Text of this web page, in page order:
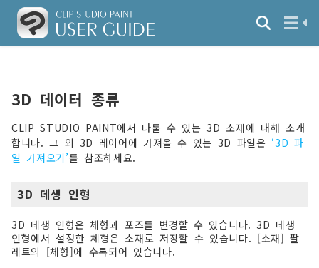
3D 데이터 종류
CLIP STUDIO PAINT에서 다룰 수 있는 3D 소재에 대해 소개
합니다. 그 외 3D 레이어에 가져올 수 있는 3D 파일은 ‘3D 파
일 가져오기’를 참조하세요.
3D 데생 인형
3D 데생 인형은 체형과 포즈를 변경할 수 있습니다. 3D 데생
인형에서 설정한 체형은 소재로 저장할 수 있습니다. [소재] 팔
레트의 [체형]에 수록되어 있습니다.